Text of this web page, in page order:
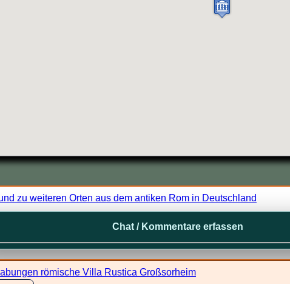
zu weiteren Orten aus dem antiken Rom in Deutschland
Chat / Kommentare erfassen
römische Villa Rustica Großsorheim